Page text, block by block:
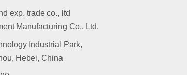
exp. trade co., ltd
Manufacturing Co., Ltd.
Industrial Park,
Hebei, China